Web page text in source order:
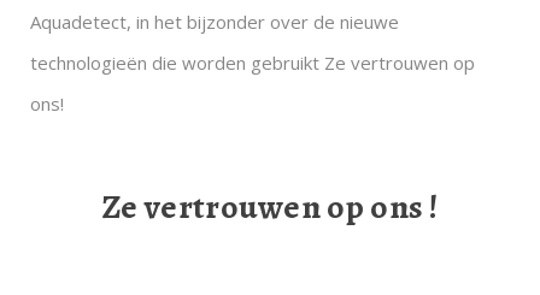
Aquadetect, in het bijzonder over de nieuwe
technologieën die worden gebruikt Ze vertrouwen op
ons!
Ze vertrouwen op ons!